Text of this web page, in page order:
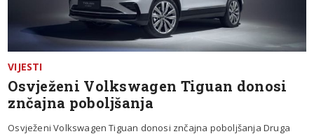
VIJESTI
Osvježeni Volkswagen Tiguan donosi
znčajna poboljšanja
Osvježeni Volkswagen Tiguan donosi znčajna poboljšanja Druga